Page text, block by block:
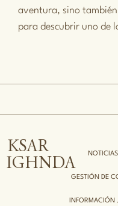
aventura, sino
para descubrir uno de
KSAR
IGHNDA
NOTICIAS
GESTIÓN DE
INFORMACIÓN